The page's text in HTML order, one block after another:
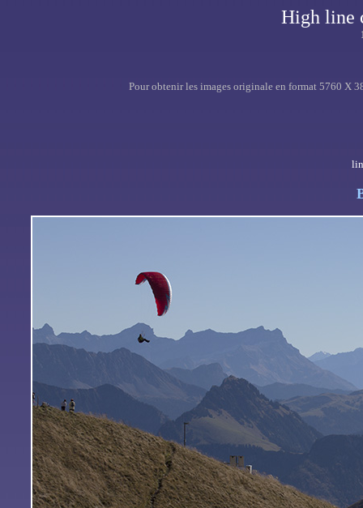
High line
Pour obtenir les images originale en format 5760 X